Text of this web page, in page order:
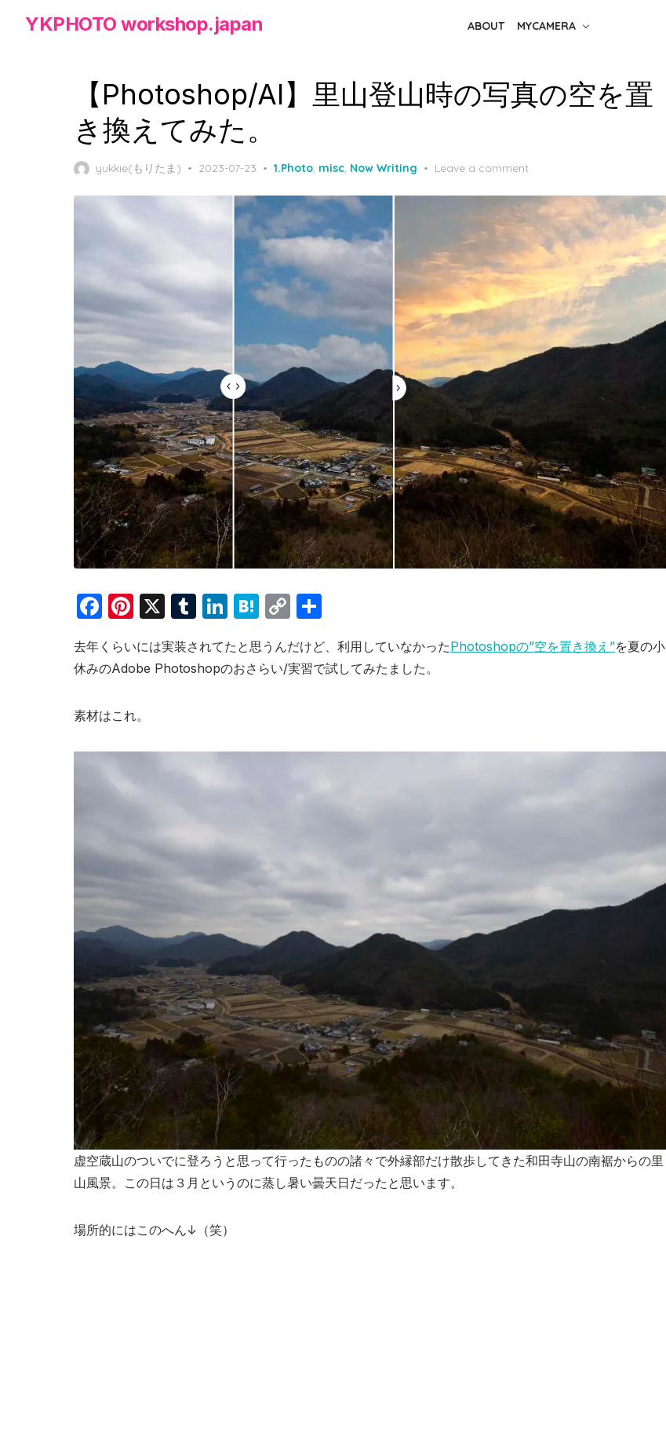
YKPHOTO workshop.japan ABOUT MYCAMERA
【Photoshop/AI】里山登山時の写真の空を置
き換えてみた。
yukkie(もりたま)
Posted
2023-07-23 1.Photo, misc, Now Writing Leave a comment
F
c
e
b
o
o
k
Pi
er
e
st
X
T
m
bl
Li
k
e
H
e
n
C
p
y
k
去年くらいには実装されてたと思うんだけど、利用していなかったPhotoshopの”空を置き換え”を夏の小
休みのAdobe Photoshopのおさらい/実習で試してみたました。
素材はこれ。
虚空蔵山のついでに登ろうと思って行ったものの諸々で外縁部だけ散歩してきた和田寺山の南裾からの里
山風景。この日は３月というのに蒸し暑い曇天日だったと思います。
場所的にはこのへん↓（笑）